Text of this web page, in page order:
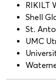
RIKILT
Shell
St.
UMC